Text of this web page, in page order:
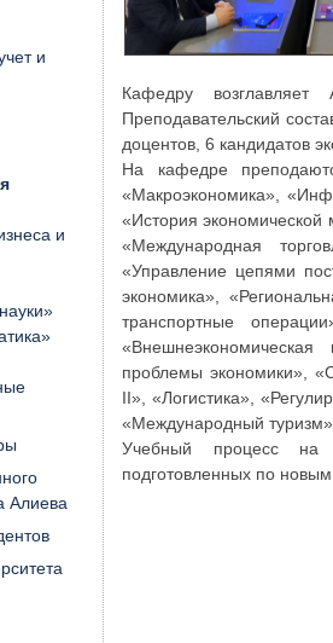
и
и
Алиева
Кафедру
Преподавательский
доцентов, 6 кандидатов
На кафедре
«Макроэкономика»,
«История
«Международная
«Управление цепями
экономика»,
транспортные
проблемы экономики»,
II», «Логистика»,
«Международный туризм».
Учебный процесс на
подготовленных по